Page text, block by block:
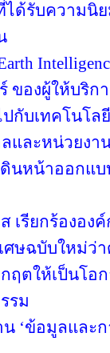
ได้รับความนิ
องผู้ให้บริก
บเทคโนโลยี
และหน่วยงา
นหน้าออกแ
เรียกร้องอ
ศษฉบับใหม่ว่
ฤตให้เป็นโอ
รม
‘ข้อมูลและ